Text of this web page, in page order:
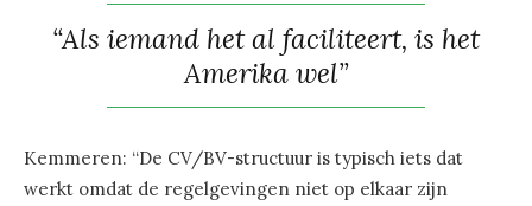
“Als iemand het al faciliteert, is het
Amerika wel”
Kemmeren: “De CV/BV-structuur is typisch iets dat
werkt omdat de regelgevingen niet op elkaar zijn